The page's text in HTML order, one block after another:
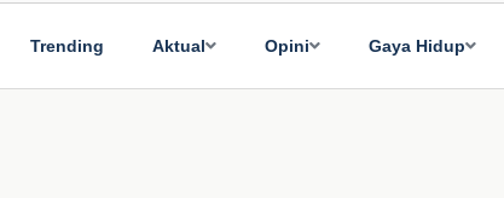
Trending Aktual Opini Gaya Hidup